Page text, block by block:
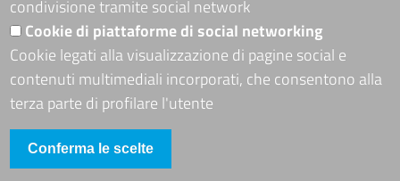
Sito web
Mappa del sito
Accessibilità
Accesso riservato
condivisione tramite social network
Cookie di piattaforme di social networking
Cookie legati alla visualizzazione di pagine social e
contenuti multimediali incorporati, che consentono alla
terza parte di profilare l'utente
Conferma le scelte